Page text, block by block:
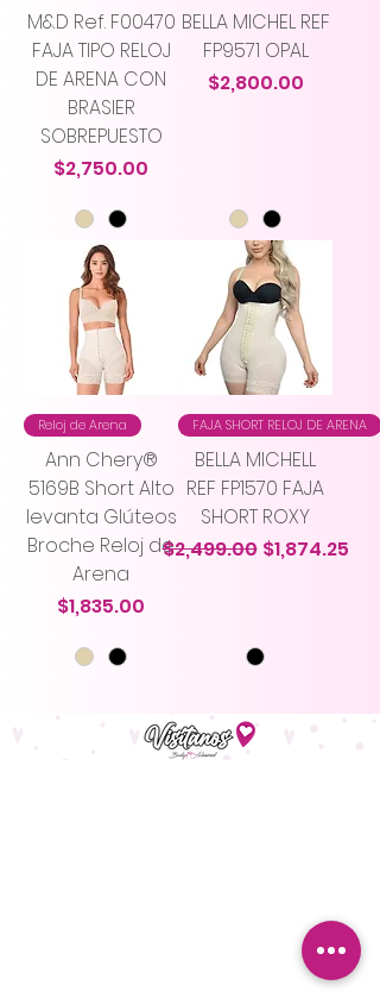
M&D Ref. F00470
FAJA TIPO RELOJ
DE ARENA CON
BRASIER
SOBREPUESTO
Precio
$2,750.00
BELLA MICHEL REF
FP9571 OPAL
Precio
$2,800.00
Reloj de Arena
Ann Chery®
5169B Short Alto
levanta Glúteos
Broche Reloj de
Arena
Precio
$1,835.00
FAJA SHORT RELOJ DE ARENA
BELLA MICHELL
REF FP1570 FAJA
SHORT ROXY
Precio
$2,499.00 Precio de
$1,874.25